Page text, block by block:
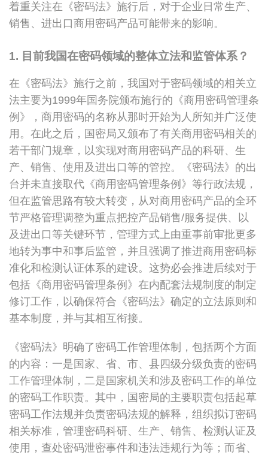
着重关注在《密码法》施行后，对于企业日常生产、
销售、进出口商用密码产品可能带来的影响。
1. 目前我国在密码领域的整体立法和监管体系？
在《密码法》施行之前，我国对于密码领域的相关立
法主要为1999年国务院颁布施行的《商用密码管理条
例》，商用密码的名称从那时开始为人所知并广泛使
用。在此之后，国密局又颁布了有关商用密码相关的
若干部门规章，以实现对商用密码产品的科研、生
产、销售、使用及进出口等的管控。《密码法》的出
台并未直接取代《商用密码管理条例》等行政法规，
但在监管思路有较大转变，从对商用密码产品的全环
节严格管理调整为重点把控产品销售/服务提供、以
及进出口等关键环节，管理方式上由重事前审批更多
地转为事中和事后监管，并且强调了推进商用密码标
准化和检测认证体系的建设。这势必会推进后续对于
包括《商用密码管理条例》在内配套法规制度的制定
修订工作，以确保符合《密码法》确定的立法原则和
基本制度，并与其相互衔接。
《密码法》明确了密码工作管理体制，包括两个方面
的内容：一是国家、省、市、县四级分级负责的密码
工作管理体制，二是国家机关和涉及密码工作的单位
的密码工作职责。其中，国密局的主要职责包括起草
密码工作法规并负责密码法规的解释，组织拟订密码
相关标准，管理密码科研、生产、销售、检测认证及
使用，查处密码泄密事件和违法违规行为等；而省、